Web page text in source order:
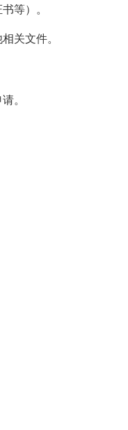
等）。
关文件。
。